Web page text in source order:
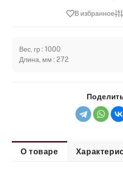
В избранное
Вес, гр : 1000
Длина, мм : 272
О товаре